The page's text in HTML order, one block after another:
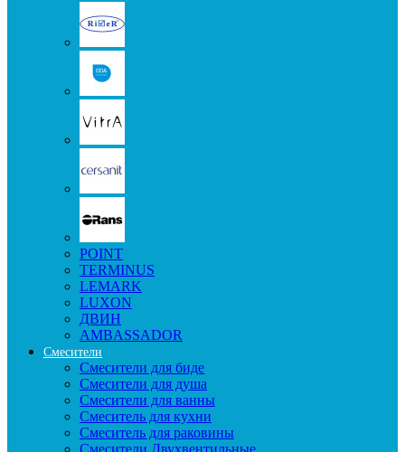
POINT
TERMINUS
LEMARK
LUXON
ДВИН
AMBASSADOR
Смесители
Смесители для биде
Смесители для душа
Смесители для ванны
Смеситель для кухни
Смеситель для раковины
Смесители Двухвентильные